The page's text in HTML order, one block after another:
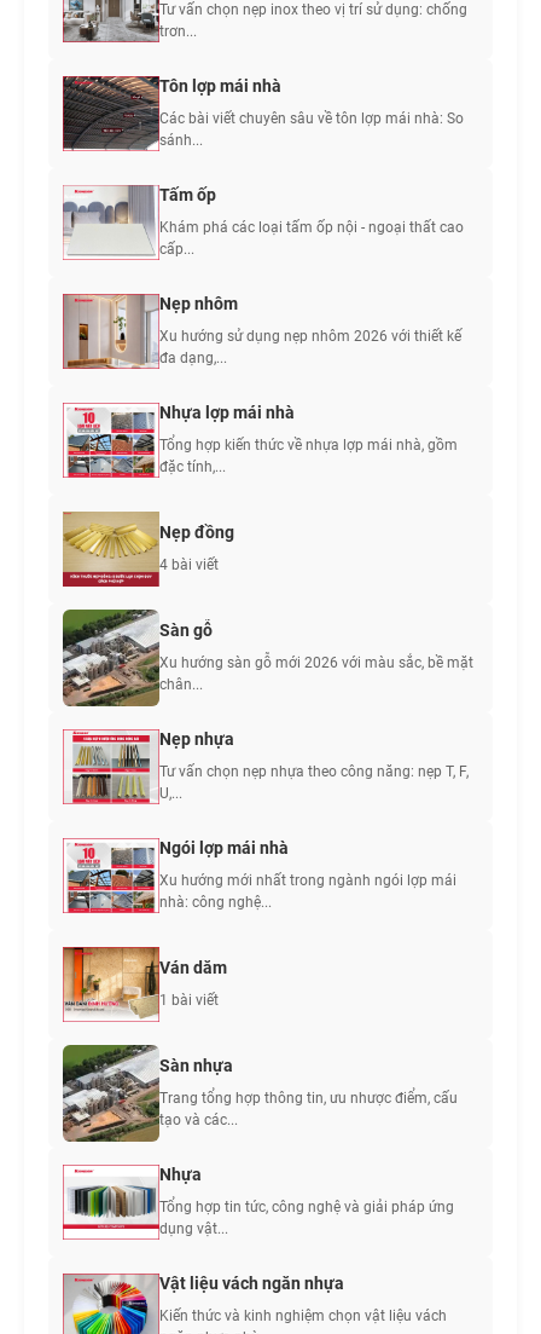
Tư vấn chọn nẹp inox theo vị trí sử dụng: chống
trơn...
Tôn lợp mái nhà
Các bài viết chuyên sâu về tôn lợp mái nhà: So
sánh...
Tấm ốp
Khám phá các loại tấm ốp nội - ngoại thất cao
cấp...
Nẹp nhôm
Xu hướng sử dụng nẹp nhôm 2026 với thiết kế
đa dạng,...
Nhựa lợp mái nhà
Tổng hợp kiến thức về nhựa lợp mái nhà, gồm
đặc tính,...
Nẹp đồng
4 bài viết
Sàn gỗ
Xu hướng sàn gỗ mới 2026 với màu sắc, bề mặt
chân...
Nẹp nhựa
Tư vấn chọn nẹp nhựa theo công năng: nẹp T, F,
U,...
Ngói lợp mái nhà
Xu hướng mới nhất trong ngành ngói lợp mái
nhà: công nghệ...
Ván dăm
1 bài viết
Sàn nhựa
Trang tổng hợp thông tin, ưu nhược điểm, cấu
tạo và các...
Nhựa
Tổng hợp tin tức, công nghệ và giải pháp ứng
dụng vật...
Vật liệu vách ngăn nhựa
Kiến thức và kinh nghiệm chọn vật liệu vách